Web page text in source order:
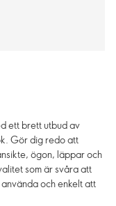
ett brett utbud av
Gör dig redo att
ögon, läppar och
som är svåra att
och enkelt att